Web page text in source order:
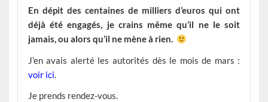
En dépit des centaines de milliers d’euros qui ont
déjà été engagés, je crains même qu’il ne le soit
jamais, ou alors qu’il ne mène à rien.
J’en avais alerté les autorités dès le mois de mars :
voir ici.
Je prends rendez-vous.